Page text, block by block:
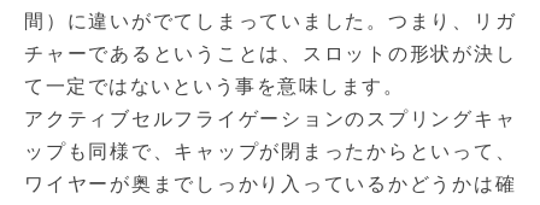
間）に違いがでてしまっていました。つまり、リガ
チャーであるということは、スロットの形状が決し
て一定ではないという事を意味します。
アクティブセルフライゲーションのスプリングキャ
ップも同様で、キャップが閉まったからといって、
ワイヤーが奥までしっかり入っているかどうかは確